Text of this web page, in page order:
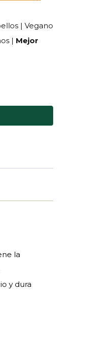
| Vegano
| Mejor
la
y dura